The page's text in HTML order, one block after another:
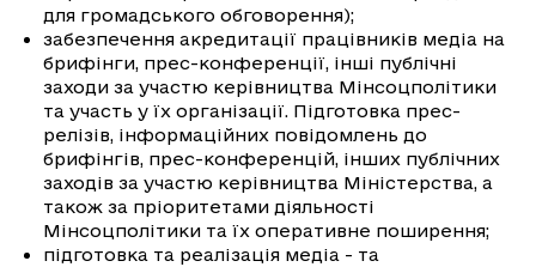
для громадського обговорення);
забезпечення акредитації працівників медіа на
брифінги, прес-конференції, інші публічні
заходи за участю керівництва Мінсоцполітики
та участь у їх організації. Підготовка прес-
релізів, інформаційних повідомлень до
брифінгів, прес-конференцій, інших публічних
заходів за участю керівництва Міністерства, а
також за пріоритетами діяльності
Мінсоцполітики та їх оперативне поширення;
підготовка та реалізація медіа - та